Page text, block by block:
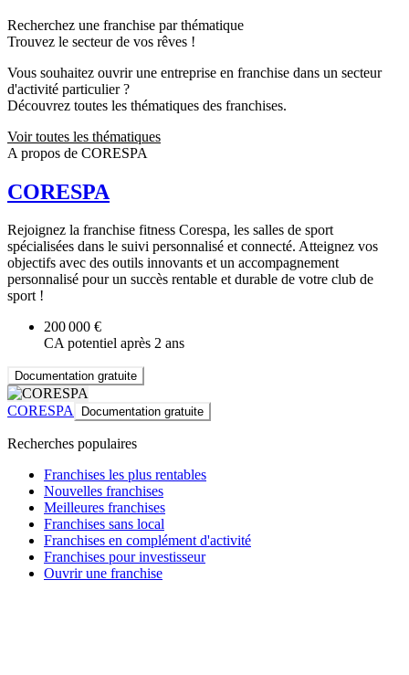
Recherchez une franchise par thématique
Trouvez le secteur de vos rêves !
Vous souhaitez ouvrir une entreprise en franchise dans un secteur
d'activité particulier ?
Découvrez toutes les thématiques des franchises.
Voir toutes les thématiques
A propos de CORESPA
CORESPA
Rejoignez la franchise fitness Corespa, les salles de sport
spécialisées dans le suivi personnalisé et connecté. Atteignez vos
objectifs avec des outils innovants et un accompagnement
personnalisé pour un succès rentable et durable de votre club de
sport !
200 000 €
CA potentiel après 2 ans
Documentation gratuite
CORESPA Documentation gratuite
Recherches populaires
Franchises les plus rentables
Nouvelles franchises
Meilleures franchises
Franchises sans local
Franchises en complément d'activité
Franchises pour investisseur
Ouvrir une franchise